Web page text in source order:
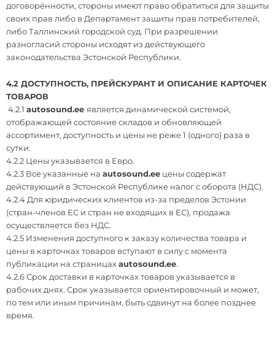
договорённости, стороны имеют право обратиться для защиты
своих прав либо в Департамент защиты прав потребителей,
либо Таллинский городской суд. При разрешении
разногласий стороны исходят из действующего
законодательства Эстонской Республики.
4.2 ДОСТУПНОСТЬ, ПРЕЙСКУРАНТ И ОПИСАНИЕ КАРТОЧЕК
ТОВАРОВ
4.2.1 autosound.ee является динамической системой,
отображающей состояние складов и обновляющей
ассортимент, доступность и цены не реже 1 (одного) раза в
сутки.
4.2.2 Цены указывается в Евро.
4.2.3 Все указанные на autosound.ee цены содержат
действующий в Эстонской Республике налог с оборота (НДС).
4.2.4 Для юридических клиентов из-за пределов Эстонии
(стран-членов ЕС и стран не входящих в ЕС), продажа
осуществляется без НДС.
4.2.5 Изменения доступного к заказу количества товара и
цены в карточках товаров вступают в силу с момента
публикации на страницах autosound.ee.
4.2.6 Срок доставки в карточках товаров указывается в
рабочих днях. Срок указывается ориентировочный и может,
по тем или иным причинам, быть сдвинут на более позднее
время.